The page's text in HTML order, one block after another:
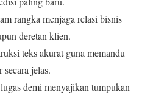
rangka menjaga relasi bisnis
deretan klien.
teks akurat guna memandu
jelas.
demi menyajikan tumpukan